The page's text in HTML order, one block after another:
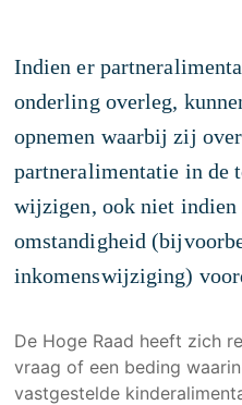
Klachtenregeling
Privacyverklaring
Advocaten die voor u
Algemene Voorwaarden
Over ons
Bedankt voor uw bericht
Kwaliteit
Rechtsgebieden
Indien er
onderling overleg,
opnemen waarbij zij
partneralimentatie in de
wijzigen, ook niet
omstandigheid
inkomenswijziging)
De Hoge Raad heeft zich
vraag of een beding
vastgestelde